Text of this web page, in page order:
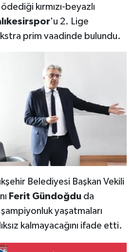
kırmızı-beyazlı
'u 2. Lige
prim vaadinde bulundu.
Belediyesi Başkan Vekili
Ferit Gündoğduda
yaşatmaları
kalmayacağını ifade etti.